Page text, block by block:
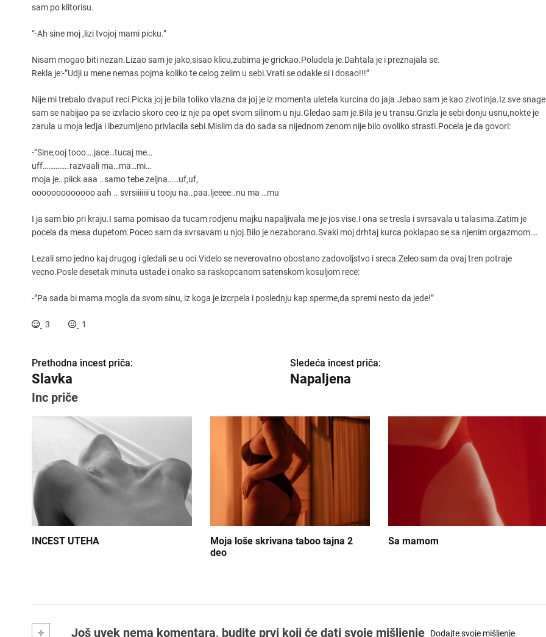
sam po klitorisu.
“-Ah sine moj ,lizi tvojoj mami picku.”
Nisam mogao biti nezan.Lizao sam je jako,sisao klicu,zubima je grickao.Poludela je.Dahtala je i preznajala se.
Rekla je:-”Udji u mene nemas pojma koliko te celog zelim u sebi.Vrati se odakle si i dosao!!!”
Nije mi trebalo dvaput reci.Picka joj je bila toliko vlazna da joj je iz momenta uletela kurcina do jaja.Jebao sam je kao zivotinja.Iz sve snage
sam se nabijao pa se izvlacio skoro ceo iz nje pa opet svom silinom u nju.Gledao sam je.Bila je u transu.Grizla je sebi donju usnu,nokte je
zarula u moja ledja i ibezumljeno privlacila sebi.Mislim da do sada sa nijednom zenom nije bilo ovoliko strasti.Pocela je da govori:
-”Sine,ooj tooo….jace…tucaj me…
uff…………..razvaali ma…ma…mi…
moja je…piick aaa ..samo tebe zeljna……uf,uf,
ooooooooooooo aah .. svrsiiiiiii u tooju na..paa.ljeeee..nu ma …mu
I ja sam bio pri kraju.I sama pomisao da tucam rodjenu majku napaljivala me je jos vise.I ona se tresla i svrsavala u talasima.Zatim je
pocela da mesa dupetom.Poceo sam da svrsavam u njoj.Bilo je nezaborano.Svaki moj drhtaj kurca poklapao se sa njenim orgazmom….
Lezali smo jedno kaj drugog i gledali se u oci.Videlo se neverovatno obostano zadovoljstvo i sreca.Zeleo sam da ovaj tren potraje
vecno.Posle desetak minuta ustade i onako sa raskopcanom satenskom kosuljom rece:
-”Pa sada bi mama mogla da svom sinu, iz koga je izcrpela i poslednju kap sperme,da spremi nesto da jede!”
3 1
K
r
e
n
j
e
n
Prethodna incest priča:
Slavka
Sledeća incest priča:
Napaljena
Inc priče
INCEST UTEHA
Moja loše skrivana taboo tajna 2
deo
Sa mamom
+ Još uvek nema komentara, budite prvi koji će dati svoje mišljenje Dodajte svoje mišljenje